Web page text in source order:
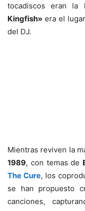
tocadiscos eran
Kingfish» era el
del DJ.
Mientras reviven la
1989, con temas de
The Cure, los
se han propuesto
canciones,